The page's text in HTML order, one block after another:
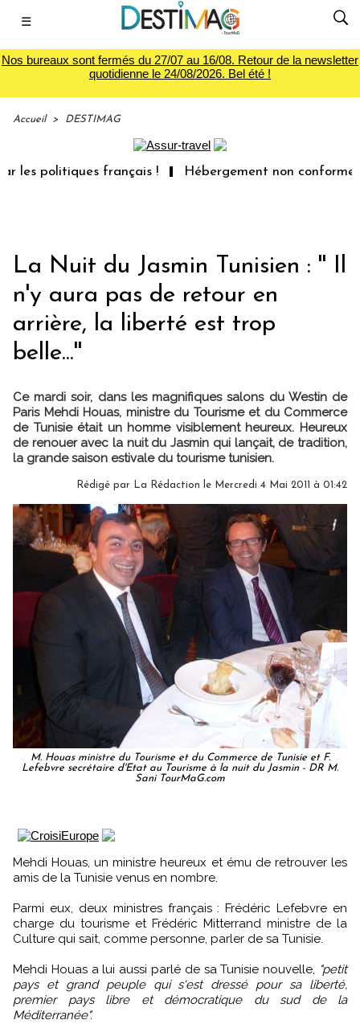
☰
Nos bureaux sont fermés du 27/07 au 16/08. Retour de la newsletter
quotidienne le 24/08/2026. Bel été !
Accueil > DESTIMAG
politiques français ! Hébergement non conforme :
La Nuit du Jasmin Tunisien : '' Il
n'y aura pas de retour en
arrière, la liberté est trop
belle...''
Ce mardi soir, dans les magnifiques salons du Westin de
Paris Mehdi Houas, ministre du Tourisme et du Commerce
de Tunisie était un homme visiblement heureux. Heureux
de renouer avec la nuit du Jasmin qui lançait, de tradition,
la grande saison estivale du tourisme tunisien.
Rédigé par La Rédaction le Mercredi 4 Mai 2011 à 01:42
M. Houas ministre du Tourisme et du Commerce de Tunisie et F.
Lefebvre secrétaire d'Etat au Tourisme à la nuit du Jasmin - DR M.
Sani TourMaG.com
Mehdi Houas, un ministre heureux et ému de retrouver les
amis de la Tunisie venus en nombre.
Parmi eux, deux ministres français : Frédéric Lefebvre en
charge du tourisme et Frédéric Mitterrand ministre de la
Culture qui sait, comme personne, parler de sa Tunisie.
Mehdi Houas a lui aussi parlé de sa Tunisie nouvelle, "petit
pays et grand peuple qui s'est dressé pour sa liberté,
premier pays libre et démocratique du sud de la
Méditerranée".